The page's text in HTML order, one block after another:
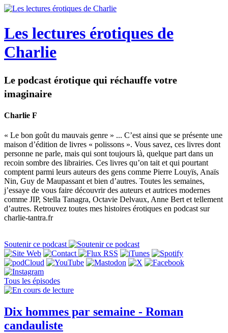
Les lectures érotiques de
Charlie
Le podcast érotique qui réchauffe votre
imaginaire
Charlie F
« Le bon goût du mauvais genre » ... C’est ainsi que se présente une
maison d’édition de livres « polissons ». Vous savez, ces livres dont
personne ne parle, mais qui sont toujours là, quelque part dans un
recoin sombre des librairies. Ces livres qu’on tait et qui pourtant
comptent parmi leurs auteurs des gens comme Pierre Louyïs, Anaïs
Nin, Guy de Maupassant et bien d’autres. Toutes les semaines,
j’essaye de vous faire découvrir des auteurs et autrices modernes
comme JIP, Stella Tanagra, Octavie Delvaux, Anne Bert et tellement
d’autres. Retrouvez toutes mes histoires érotiques en podcast sur
charlie-tantra.fr
Soutenir ce podcast
Tous les épisodes
Dix hommes par semaine - Roman
candauliste